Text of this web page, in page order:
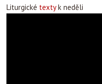
Liturgické textyk neděli